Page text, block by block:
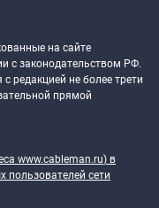
на сайте
с законодательством РФ.
редакцией не более трети
прямой
www.cableman.ru) в
пользователей сети